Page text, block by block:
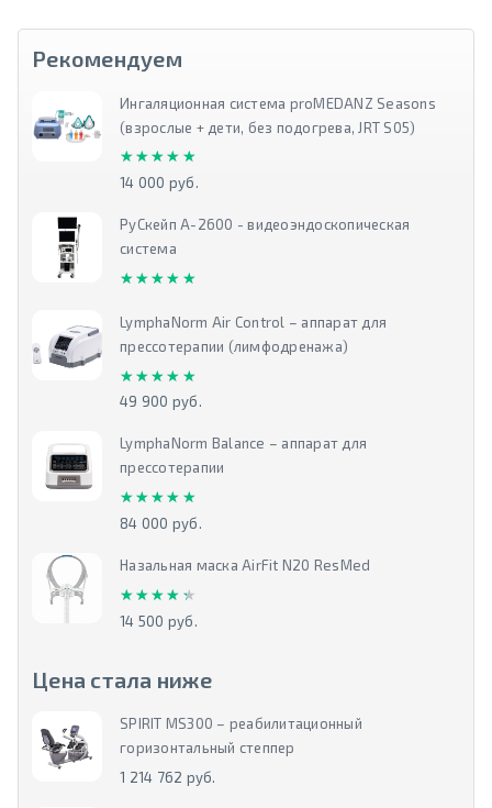
Рекомендуем
Ингаляционная система proMEDANZ Seasons
(взрослые + дети, без подогрева, JRT S05)
★★★★★
★★★★★
14 000 руб.
РуСкейп А-2600 - видеоэндоскопическая
система
★★★★★
★★★★★
LymphaNorm Air Control – аппарат для
прессотерапии (лимфодренажа)
★★★★★
★★★★★
49 900 руб.
LymphaNorm Balance – аппарат для
прессотерапии
★★★★★
★★★★★
84 000 руб.
Назальная маска AirFit N20 ResMed
★★★★★
★★★★★
14 500 руб.
Цена стала ниже
SPIRIT MS300 – реабилитационный
горизонтальный степпер
1 214 762 руб.